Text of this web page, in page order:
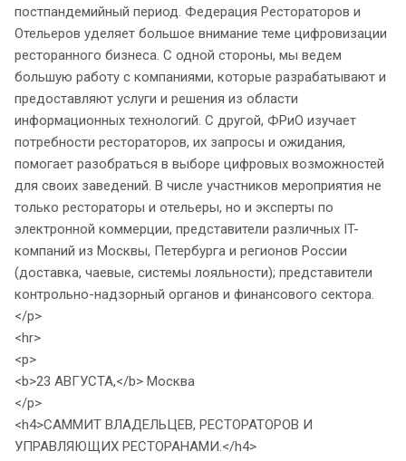
постпандемийный период. Федерация Рестораторов и
Отельеров уделяет большое внимание теме цифровизации
ресторанного бизнеса. С одной стороны, мы ведем
большую работу с компаниями, которые разрабатывают и
предоставляют услуги и решения из области
информационных технологий. С другой, ФРиО изучает
потребности рестораторов, их запросы и ожидания,
помогает разобраться в выборе цифровых возможностей
для своих заведений. В числе участников мероприятия не
только рестораторы и отельеры, но и эксперты по
электронной коммерции, представители различных IT-
компаний из Москвы, Петербурга и регионов России
(доставка, чаевые, системы лояльности); представители
контрольно-надзорный органов и финансового сектора.
</p>
<hr>
<p>
<b>23 АВГУСТА,</b> Москва
</p>
<h4>САММИТ ВЛАДЕЛЬЦЕВ, РЕСТОРАТОРОВ И
УПРАВЛЯЮЩИХ РЕСТОРАНАМИ.</h4>